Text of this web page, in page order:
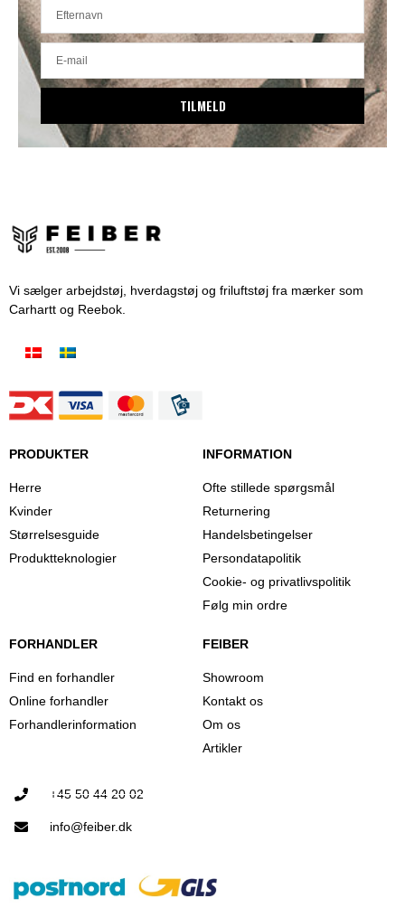
TILMELD
Vi sælger arbejdstøj, hverdagstøj og friluftstøj fra mærker som
Carhartt og Reebok.
PRODUKTER
Herre
Kvinder
Størrelsesguide
Produktteknologier
INFORMATION
Ofte stillede spørgsmål
Returnering
Handelsbetingelser
Persondatapolitik
Cookie- og privatlivspolitik
Følg min ordre
FORHANDLER
Find en forhandler
Online forhandler
Forhandlerinformation
FEIBER
Showroom
Kontakt os
Om os
Artikler
+45 50 44 20 02
info@feiber.dk